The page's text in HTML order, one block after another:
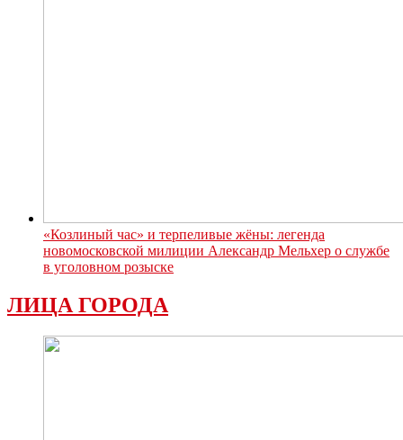
«Козлиный час» и терпеливые жёны: легенда
новомосковской милиции Александр Мельхер о службе
в уголовном розыске
ЛИЦА ГОРОДА